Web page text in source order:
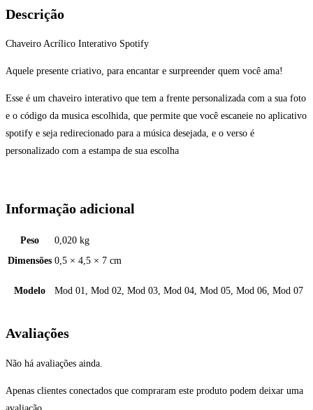
Descrição
Chaveiro Acrílico Interativo Spotify
Aquele presente criativo, para encantar e surpreender quem você ama!
Esse é um chaveiro interativo que tem a frente personalizada com a sua foto
e o código da musica escolhida, que permite que você escaneie no aplicativo
spotify e seja redirecionado para a música desejada, e o verso é
personalizado com a estampa de sua escolha
Informação adicional
Peso
0,020 kg
Dimensões 0,5 × 4,5 × 7 cm
Modelo Mod 01, Mod 02, Mod 03, Mod 04, Mod 05, Mod 06, Mod 07
Avaliações
Não há avaliações ainda.
Apenas clientes conectados que compraram este produto podem deixar uma